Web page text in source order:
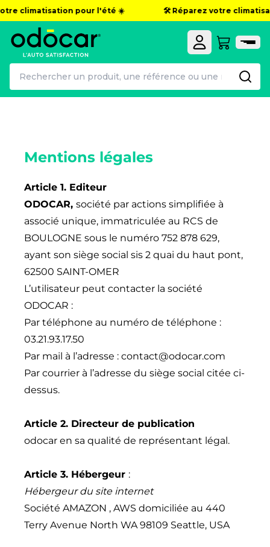
climatisation pour l'été ☀️ 🛠️ Réparez votre
Mentions légales
Article 1. Editeur
ODOCAR, société par actions simplifiée à
associé unique, immatriculée au RCS de
BOULOGNE sous le numéro 752 878 629,
ayant son siège social sis 2 quai du haut pont,
62500 SAINT-OMER
L’utilisateur peut contacter la société
ODOCAR :
Par téléphone au numéro de téléphone :
03.21.93.17.50
Par mail à l’adresse : contact@odocar.com
Par courrier à l’adresse du siège social citée ci-
dessus.
Article 2. Directeur de publication
odocar en sa qualité de représentant légal.
Article 3. Hébergeur :
Hébergeur du site internet
Société AMAZON , AWS domiciliée au 440
Terry Avenue North WA 98109 Seattle, USA